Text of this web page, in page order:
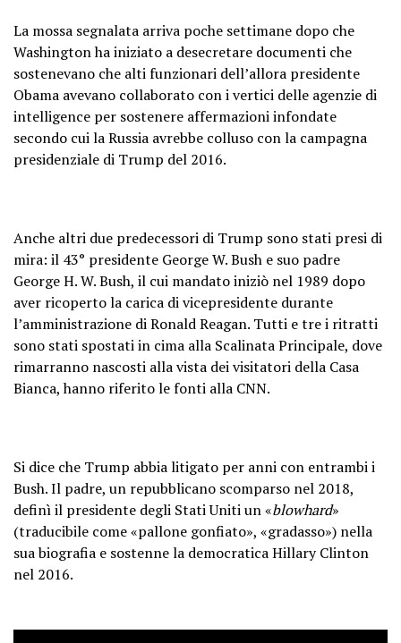
La mossa segnalata arriva poche settimane dopo che
Washington ha iniziato a desecretare documenti che
sostenevano che alti funzionari dell’allora presidente
Obama avevano collaborato con i vertici delle agenzie di
intelligence per sostenere affermazioni infondate
secondo cui la Russia avrebbe colluso con la campagna
presidenziale di Trump del 2016.
Anche altri due predecessori di Trump sono stati presi di
mira: il 43° presidente George W. Bush e suo padre
George H. W. Bush, il cui mandato iniziò nel 1989 dopo
aver ricoperto la carica di vicepresidente durante
l’amministrazione di Ronald Reagan. Tutti e tre i ritratti
sono stati spostati in cima alla Scalinata Principale, dove
rimarranno nascosti alla vista dei visitatori della Casa
Bianca, hanno riferito le fonti alla CNN.
Si dice che Trump abbia litigato per anni con entrambi i
Bush. Il padre, un repubblicano scomparso nel 2018,
definì il presidente degli Stati Uniti un «blowhard»
(traducibile come «pallone gonfiato», «gradasso») nella
sua biografia e sostenne la democratica Hillary Clinton
nel 2016.